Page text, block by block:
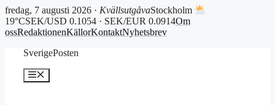
fredag, 7 augusti 2026 · KvällsutgåvaStockholm
19°CSEK/USD 0.1054 · SEK/EUR 0.0914Om
ossRedaktionenKällorKontaktNyhetsbrev
SverigePosten
Meny